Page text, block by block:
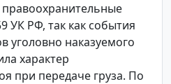
правоохранительные
УК РФ, так как события
уголовно наказуемого
характер
при передаче груза. По